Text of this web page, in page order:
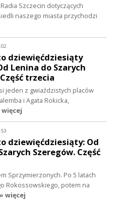
Szczecin dotyczących
naszego miasta przychodzi
dziewięćdziesiąty
Lenina do Szarych
trzecia
jeden z gwiaździstych placów
i Agata Rokicka,
więcej
dziewięćdziesiąty: Od
Szeregów. Część
Sprzymierzonych. Po 5 latach
Rokossowskiego, potem na
» więcej